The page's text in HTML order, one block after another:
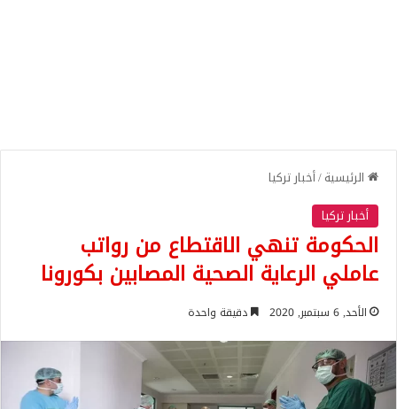
الرئيسية/أخبار تركيا
أخبار تركيا
الحكومة تنهي الاقتطاع من رواتب
عاملي الرعاية الصحية المصابين بكورونا
الأحد, 6 سبتمبر, 2020 دقيقة واحدة